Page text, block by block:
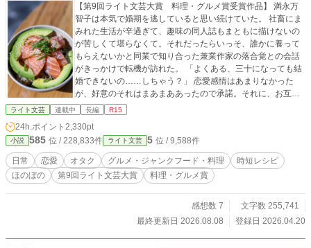
【第9回ライト文芸大賞 料理・グルメ賞受賞作品】 満永万
智子は本気で婚期を逃していると思い続けていた。 社畜にま
みれた生活が辛過ぎて、趣味の同人誌もまともに描けないの
が苦しくて堪らなくて。それだったらいっそ、誰かに養って
もらえないかと同業で知り合った兼業作家の落合覚との会話
がきっかけで転機が訪れた。 「よくある、三十になっても結
婚できないの……しちゃう？」 恋愛感情はあまりなかった
が、好意のそれはまあまああったので承諾。それに、お互い
の仕事ジャンルには理解があったので同棲以上に同居するの
のみ……からの新婚生活。 ここからまさか、結婚してからの
『惚れ直し』生活になると思わないでいた。 兼業作家の夫が
作る時短レシピに胃袋だけでなく、心も鷲掴みになりそうな
幸せ生活のはじまりはじまり。
ライト文芸 連載中 長編 R15
24h.ポイント 2,330pt
小説 585 位 / 228,833件 ライト文芸 5 位 / 9,588件
日常 恋愛 オタク グルメ・ジャンクフード・料理
時短レシピ
ほのぼの
第9回ライト文芸大賞 料理・グルメ賞
感想数 7
文字数 255,741
最終更新日 2026.08.08
登録日 2026.04.20